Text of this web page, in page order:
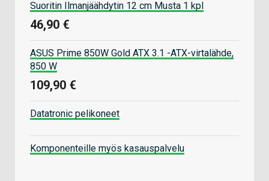
Suoritin Ilmanjäähdytin 12 cm Musta 1 kpl
46,90 €
ASUS Prime 850W Gold ATX 3.1 -ATX-virtalähde,
850 W
109,90 €
Datatronic pelikoneet
Komponenteille myös kasauspalvelu